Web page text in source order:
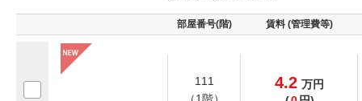
部屋番号(階) 賃料 (管理費等)
111
4.2 万円